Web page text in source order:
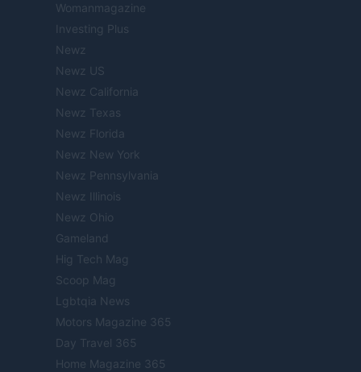
Womanmagazine
Investing Plus
Newz
Newz US
Newz California
Newz Texas
Newz Florida
Newz New York
Newz Pennsylvania
Newz Illinois
Newz Ohio
Gameland
Hig Tech Mag
Scoop Mag
Lgbtqia News
Motors Magazine 365
Day Travel 365
Home Magazine 365